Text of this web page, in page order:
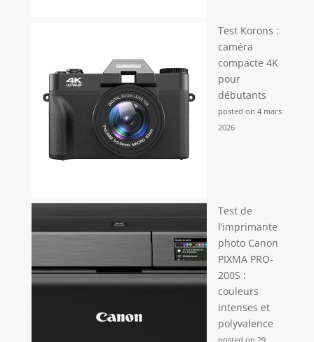
Test Korons :
caméra
compacte 4K
pour
débutants
posted on 4 mars
2026
Test de
l’imprimante
photo Canon
PIXMA PRO-
200S :
couleurs
intenses et
polyvalence
posted on 29